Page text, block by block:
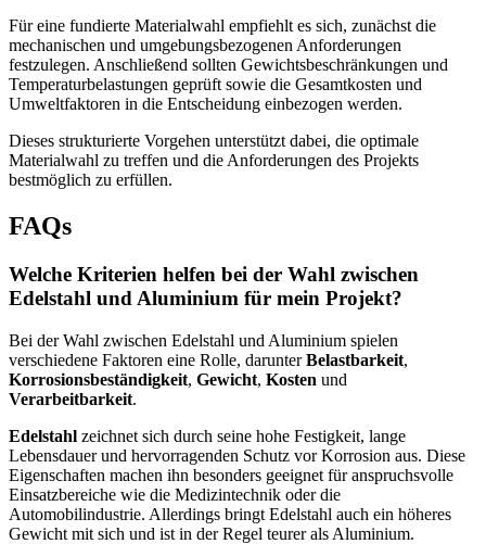
Für eine fundierte Materialwahl empfiehlt es sich, zunächst die
mechanischen und umgebungsbezogenen Anforderungen
festzulegen. Anschließend sollten Gewichtsbeschränkungen und
Temperaturbelastungen geprüft sowie die Gesamtkosten und
Umweltfaktoren in die Entscheidung einbezogen werden.
Dieses strukturierte Vorgehen unterstützt dabei, die optimale
Materialwahl zu treffen und die Anforderungen des Projekts
bestmöglich zu erfüllen.
FAQs
Welche Kriterien helfen bei der Wahl zwischen
Edelstahl und Aluminium für mein Projekt?
Bei der Wahl zwischen Edelstahl und Aluminium spielen
verschiedene Faktoren eine Rolle, darunterBelastbarkeit,
Korrosionsbeständigkeit, Gewicht, Kosten und
Verarbeitbarkeit.
Edelstahl zeichnet sich durch seine hohe Festigkeit, lange
Lebensdauer und hervorragenden Schutz vor Korrosion aus. Diese
Eigenschaften machen ihn besonders geeignet für anspruchsvolle
Einsatzbereiche wie die Medizintechnik oder die
Automobilindustrie. Allerdings bringt Edelstahl auch ein höheres
Gewicht mit sich und ist in der Regel teurer als Aluminium.